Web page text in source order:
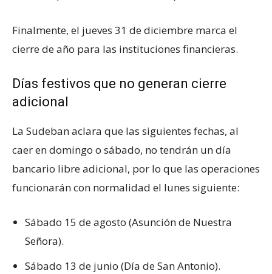
Finalmente, el jueves 31 de diciembre marca el
cierre de año para las instituciones financieras.
Días festivos que no generan cierre
adicional
La Sudeban aclara que las siguientes fechas, al
caer en domingo o sábado, no tendrán un día
bancario libre adicional, por lo que las operaciones
funcionarán con normalidad el lunes siguiente:
Sábado 15 de agosto (Asunción de Nuestra
Señora).
Sábado 13 de junio (Día de San Antonio).